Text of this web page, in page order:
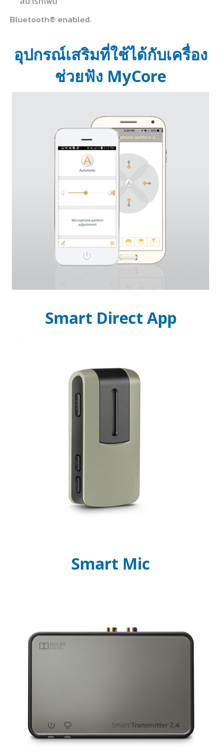
Bluetooth® enabled.
อุปกรณ์เสริมที่ใช้ได้กับเครื่อง
ช่วยฟัง MyCore
Smart Direct App
Smart Mic